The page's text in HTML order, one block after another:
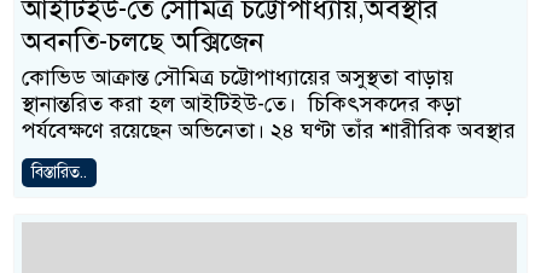
আইটিইউ-তে সৌমিত্র চট্টোপাধ্যায়,অবস্থার
অবনতি-চলছে অক্সিজেন
কোভিড আক্রান্ত সৌমিত্র চট্টোপাধ্যায়ের অসুস্থতা বাড়ায়
স্থানান্তরিত করা হল আইটিইউ-তে। চিকিৎসকদের কড়া
পর্যবেক্ষণে রয়েছেন অভিনেতা। ২৪ ঘণ্টা তাঁর শারীরিক অবস্থার
বিস্তারিত..